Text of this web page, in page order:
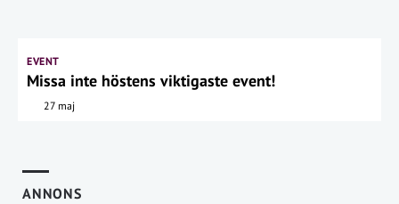
EVENT
Missa inte höstens viktigaste event!
27 maj
ANNONS